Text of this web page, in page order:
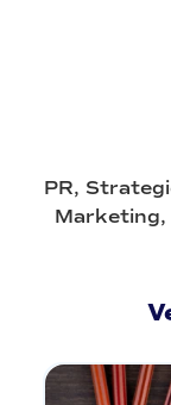
PR,
Marketing,